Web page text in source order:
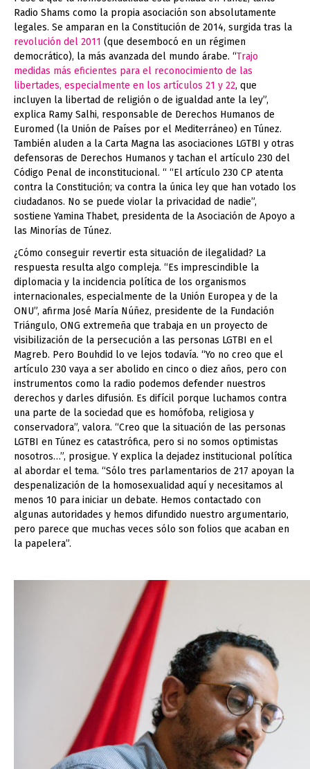
Radio Shams como la propia asociación son absolutamente
legales. Se amparan en la Constitución de 2014, surgida tras la
revolución del 2011 (que desembocó en un régimen
democrático), la más avanzada del mundo árabe. “Trajo
medidas más eficientes para el reconocimiento de las
libertades, especialmente en los artículos 21 y 22, que
incluyen la libertad de religión o de igualdad ante la ley”,
explica Ramy Salhi, responsable de Derechos Humanos de
Euromed (la Unión de Países por el Mediterráneo) en Túnez.
También aluden a la Carta Magna las asociaciones LGTBI y otras
defensoras de Derechos Humanos y tachan el artículo 230 del
Código Penal de inconstitucional. “ “El artículo 230 CP atenta
contra la Constitución; va contra la única ley que han votado los
ciudadanos. No se puede violar la privacidad de nadie”,
sostiene Yamina Thabet, presidenta de la Asociación de Apoyo a
las Minorías de Túnez.
¿Cómo conseguir revertir esta situación de ilegalidad? La
respuesta resulta algo compleja. “Es imprescindible la
diplomacia y la incidencia política de los organismos
internacionales, especialmente de la Unión Europea y de la
ONU”, afirma José María Núñez, presidente de la Fundación
Triángulo, ONG extremeña que trabaja en un proyecto de
visibilización de la persecución a las personas LGTBI en el
Magreb. Pero Bouhdid lo ve lejos todavía. “Yo no creo que el
artículo 230 vaya a ser abolido en cinco o diez años, pero con
instrumentos como la radio podemos defender nuestros
derechos y darles difusión. Es difícil porque luchamos contra
una parte de la sociedad que es homófoba, religiosa y
conservadora”, valora. “Creo que la situación de las personas
LGTBI en Túnez es catastrófica, pero si no somos optimistas
nosotros…”, prosigue. Y explica la dejadez institucional política
al abordar el tema. “Sólo tres parlamentarios de 217 apoyan la
despenalización de la homosexualidad aquí y necesitamos al
menos 10 para iniciar un debate. Hemos contactado con
algunas autoridades y hemos difundido nuestro argumentario,
pero parece que muchas veces sólo son folios que acaban en
la papelera”.